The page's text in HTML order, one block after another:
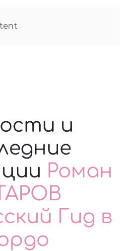
и
Роман
Гид в